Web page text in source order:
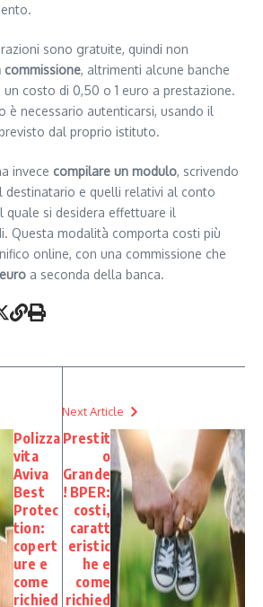
sono gratuite, quindi non
commissione, altrimenti alcune banche
costo di 0,50 o 1 euro a prestazione.
è necessario autenticarsi, usando il
dal proprio istituto.
invece compilare un modulo, scrivendo
destinatario e quelli relativi al conto
quale si desidera effettuare il
Questa modalità comporta costi più
online, con una commissione che
a seconda della banca.
Polizza
vita
Aviva
Best
Protec
tion:
copert
ure e
come
richied
Next Article
Prestit
o
Grande
! BPER:
costi,
caratt
eristic
he e
come
richied